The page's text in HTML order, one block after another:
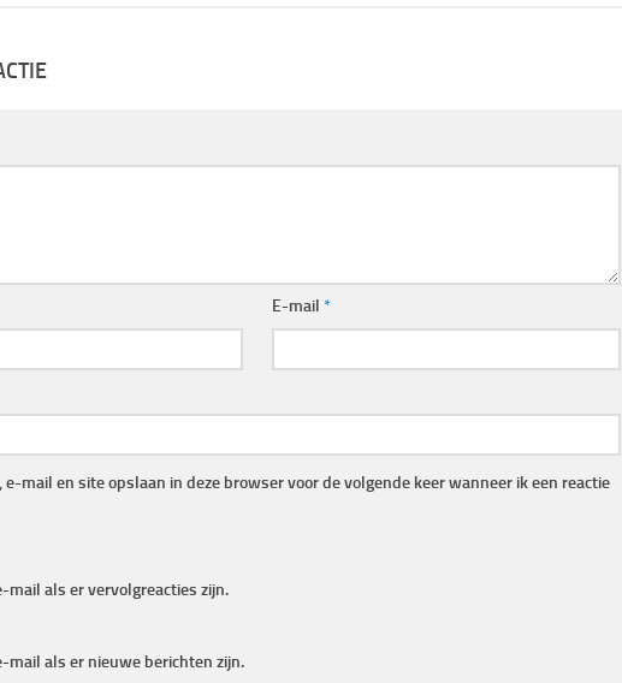
E-mail*
e-mail en site opslaan in deze browser voor de volgende keer wanneer ik een reactie
mail als er vervolgreacties zijn.
mail als er nieuwe berichten zijn.